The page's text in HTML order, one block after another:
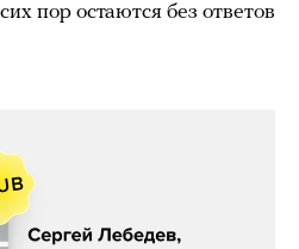
пор остаются без ответов